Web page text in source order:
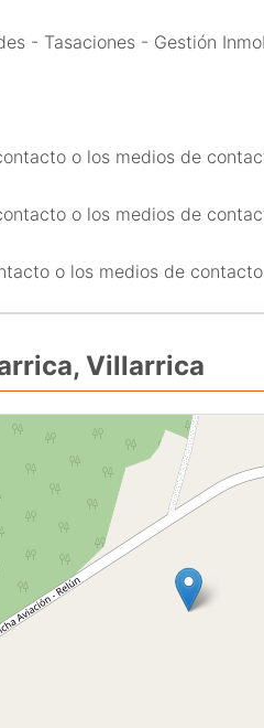
- Tasaciones - Gestión
o los medios de
o los medios de
o los medios de
Villarrica